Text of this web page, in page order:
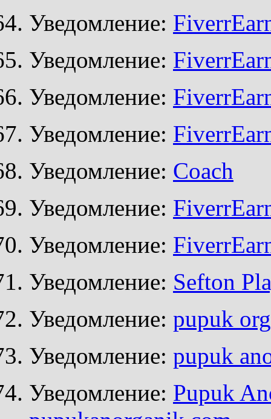
Уведомление:
Уведомление:
Уведомление:
Уведомление:
Уведомление: Coach
Уведомление:
Уведомление:
Уведомление: Sefton
Уведомление: pupuk
Уведомление: pupuk
Уведомление: Pupuk